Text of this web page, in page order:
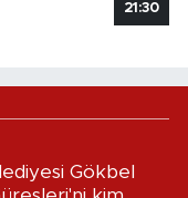
21:30
Gökbel